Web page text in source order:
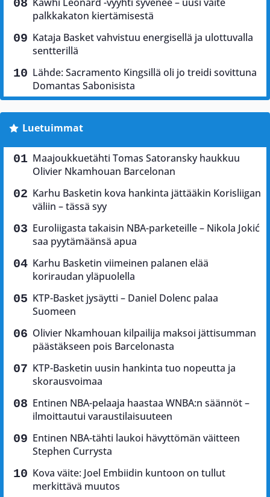
palkkakaton kiertämisestä
Kataja Basket vahvistuu energisellä ja ulottuvalla
sentterillä
Lähde: Sacramento Kingsillä oli jo treidi sovittuna
Domantas Sabonisista
Luetuimmat
Maajoukkuetähti Tomas Satoransky haukkuu
Olivier Nkamhouan Barcelonan
Karhu Basketin kova hankinta jättääkin Korisliigan
väliin – tässä syy
Euroliigasta takaisin NBA-parketeille – Nikola Jokić
saa pyytämäänsä apua
Karhu Basketin viimeinen palanen elää
koriraudan yläpuolella
KTP-Basket jysäytti – Daniel Dolenc palaa
Suomeen
Olivier Nkamhouan kilpailija maksoi jättisumman
päästäkseen pois Barcelonasta
KTP-Basketin uusin hankinta tuo nopeutta ja
skorausvoimaa
Entinen NBA-pelaaja haastaa WNBA:n säännöt –
ilmoittautui varaustilaisuuteen
Entinen NBA-tähti laukoi hävyttömän väitteen
Stephen Currysta
Kova väite: Joel Embiidin kuntoon on tullut
merkittävä muutos